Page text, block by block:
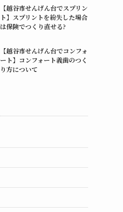
【越谷市せんげん台でスプリン
ト】スプリントを紛失した場合
は保険でつくり直せる?
【越谷市せんげん台でコンフォ
ート】コンフォート義歯のつく
り方について